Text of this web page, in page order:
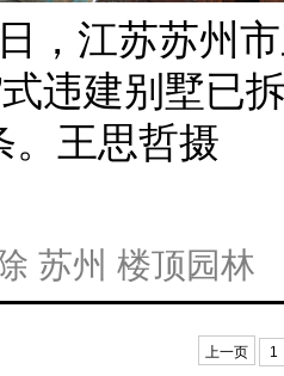
江苏苏州市
式违建别墅已
。王思哲摄
苏州 楼顶园林
上一页 1